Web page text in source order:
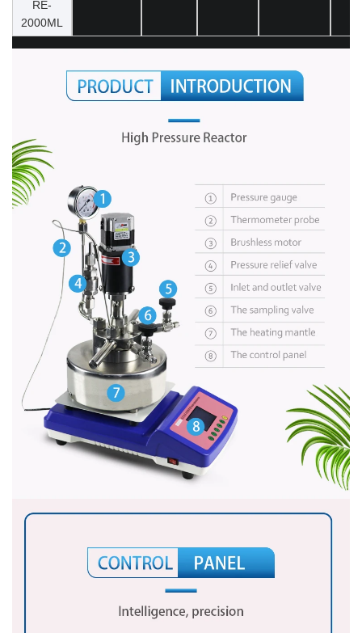
RE-
2000ML